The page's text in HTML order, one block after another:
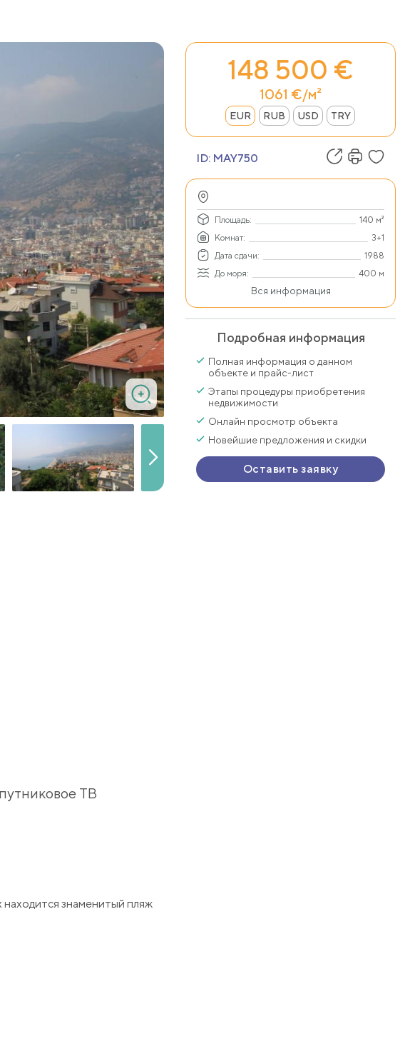
ТВ
знаменитый пляж
148 500 €
1061 €/м²
EUR RUB USD TRY
ID: MAY750
Площадь:
140 м²
Комнат:
3+1
Дата сдачи:
1988
До моря:
400 м
Вся информация
Подробная информация
Полная информация о данном
объекте и прайс-лист
Этапы процедуры приобретения
недвижимости
Онлайн просмотр объекта
Новейшие предложения и скидки
Оставить заявку